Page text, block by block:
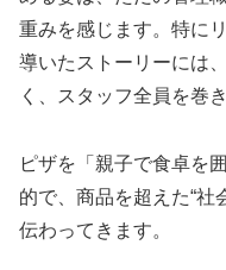
重みを感じます。特に
導いたストーリーには
く、スタッフ全員を巻
ピザを「親子で食卓を
的で、商品を超えた“社
伝わってきます。